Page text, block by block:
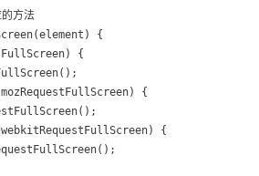
方法
{
{
{
{